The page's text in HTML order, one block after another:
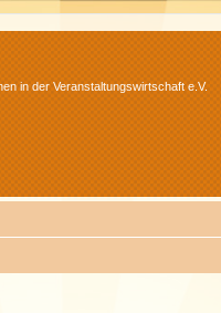
in der Veranstaltungswirtschaft e.V.